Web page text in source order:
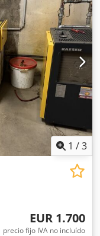
1 /3
EUR 1.700
precio fijo IVA no incluído